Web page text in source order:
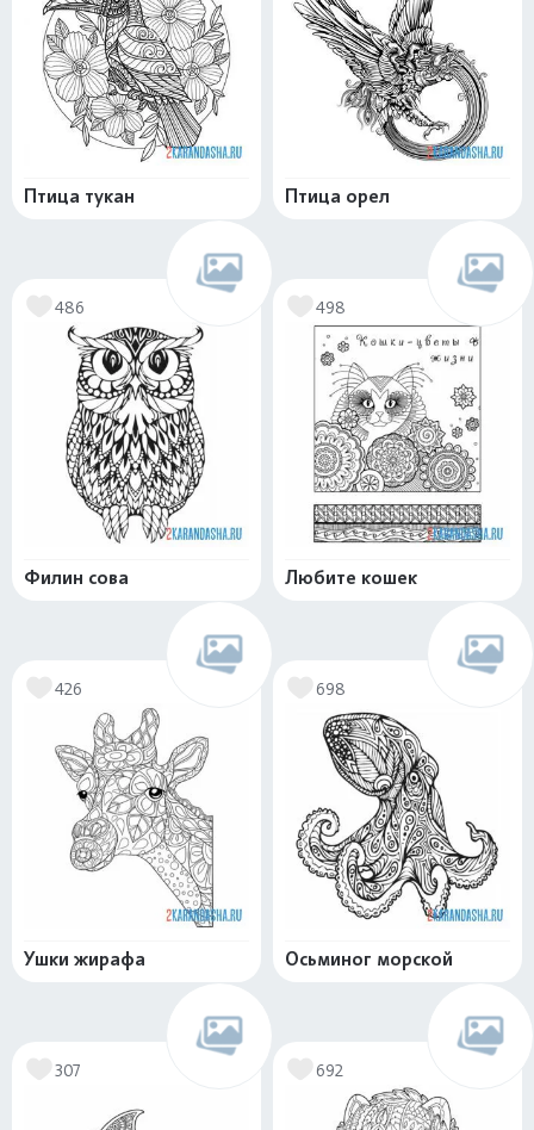
Птица тукан Птица орел
486
Филин сова
498
Любите кошек
426
Ушки жирафа
698
Осьминог морской
307 692